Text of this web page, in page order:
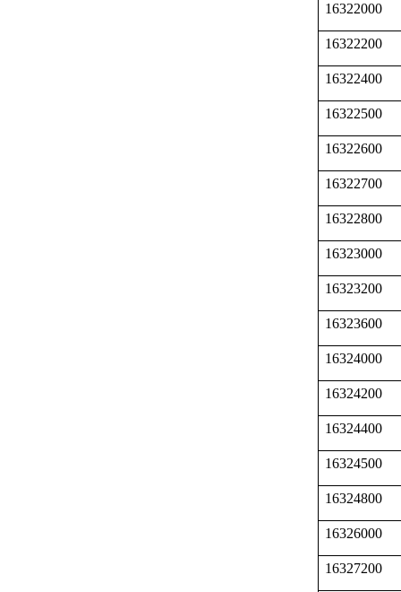
16322000
16322200
16322400
16322500
16322600
16322700
16322800
16323000
16323200
16323600
16324000
16324200
16324400
16324500
16324800
16326000
16327200